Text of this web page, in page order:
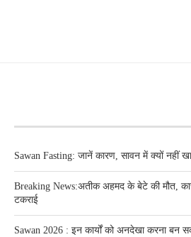
Sawan Fasting: जानें कारण, सावन में क्यों नहीं
Breaking News:अतीक अहमद के बेटे की मौत,
टकराई
Sawan 2026 : इन कार्यों को अनदेखा करना बन